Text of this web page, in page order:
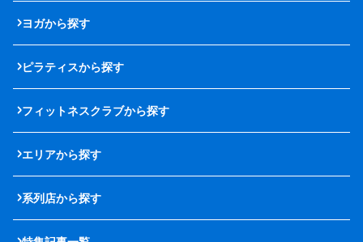
ヨガから探す
ピラティスから探す
フィットネスクラブから探す
エリアから探す
系列店から探す